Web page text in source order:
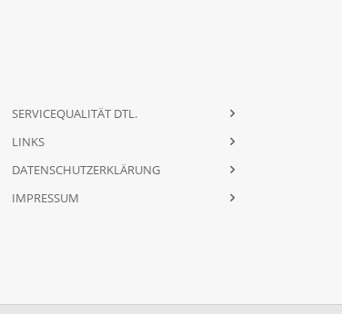
SERVICEQUALITÄT DTL.
LINKS
DATENSCHUTZERKLÄRUNG
IMPRESSUM